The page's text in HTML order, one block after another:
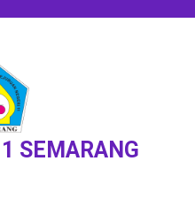
SEMARANG